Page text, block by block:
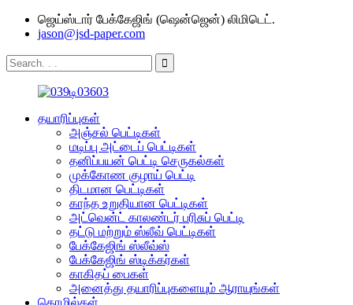
ஜெய்ஸ்டார் பேக்கேஜிங் (ஷென்ஜென்) லிமிடெட்.
jason@jsd-paper.com
தயாரிப்புகள்
அஞ்சல் பெட்டிகள்
மடிப்பு அட்டைப் பெட்டிகள்
தனிப்பயன் பெட்டி செருகல்கள்
முக்கோண குழாய் பெட்டி
திடமான பெட்டிகள்
காந்த உறுதியான பெட்டிகள்
அட்வென்ட் காலண்டர் பரிசுப் பெட்டி
தட்டு மற்றும் ஸ்லீவ் பெட்டிகள்
பேக்கேஜிங் ஸ்லீவ்ஸ்
பேக்கேஜிங் ஸ்டிக்கர்கள்
காகிதப் பைகள்
அனைத்து தயாரிப்புகளையும் ஆராயுங்கள்
தொழில்கள்